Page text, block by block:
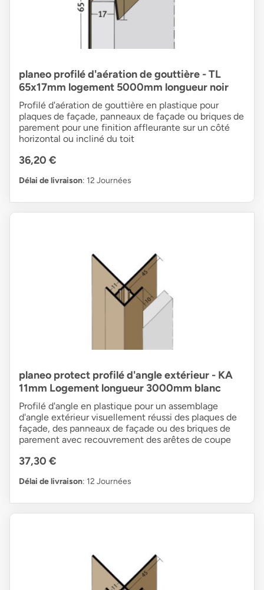
planeo profilé d'aération de gouttière - TL
65x17mm logement 5000mm longueur noir
Profilé d'aération de gouttière en plastique pour
plaques de façade, panneaux de façade ou briques de
parement pour une finition affleurante sur un côté
horizontal ou incliné du toit
36,20 €
Délai de livraison: 12 Journées
planeo protect profilé d'angle extérieur - KA
11mm Logement longueur 3000mm blanc
Profilé d'angle en plastique pour un assemblage
d'angle extérieur visuellement réussi des plaques de
façade, des panneaux de façade ou des briques de
parement avec recouvrement des arêtes de coupe
37,30 €
Délai de livraison: 12 Journées